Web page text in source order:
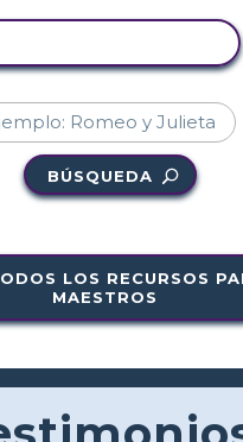
BÚSQUEDA
LOS RECURSOS
MAESTROS